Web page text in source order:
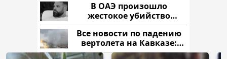
В ОАЭ произошло
жестокое убийство
криптомиллионера
Все новости по падению
вертолета на Кавказе:
читать здесь